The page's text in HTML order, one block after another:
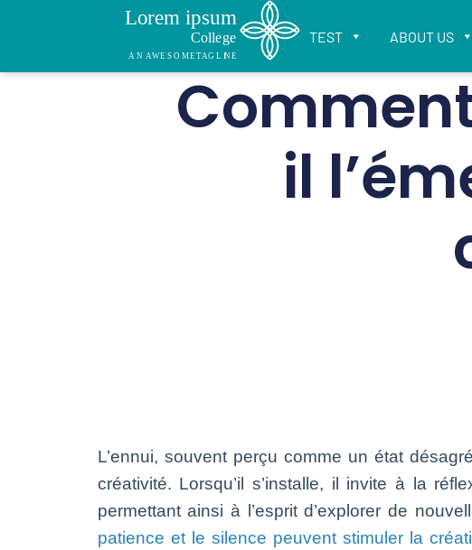
TEST ABOUT US
il
L’ennui, souvent perçu comme un état
créativité. Lorsqu’il s’installe, il invite à la
permettant ainsi à l’esprit d’explorer de
patience et le silence peuvent stimuler la